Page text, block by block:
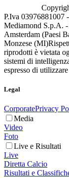
P.Iva 03976881007
Mediamond S.p.A.
Amsterdam (Paesi
Monzese (MI)
riprodotti è vietata
sistemi di
espresso di
Legal
CorporatePrivacy
Media
Video
Foto
Live e Risultati
Live
Diretta Calcio
Risultati e